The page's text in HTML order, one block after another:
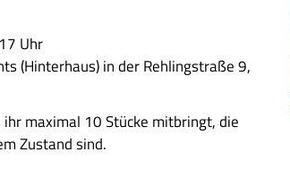
Uhr
(Hinterhaus) in der Rehlingstraße 9,
ihr maximal 10 Stücke mitbringt, die
Zustand sind.